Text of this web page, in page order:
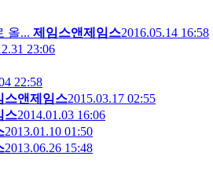
올... 제임스앤제임스2016.05.14 16:58
23:06
22:58
스앤제임스2015.03.17 02:55
스2014.01.03 16:06
2013.01.10 01:50
2013.06.26 15:48